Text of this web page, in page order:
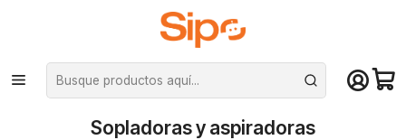
¡Compra hasta mediodía y recibe hoy! De lunes a sábado en el gran
Santiago. Envío gratis desde $29.990
Inicio Componentes PC Limpieza y Armado de PC
Sopladoras y aspiradoras
Sopladoras y aspiradoras